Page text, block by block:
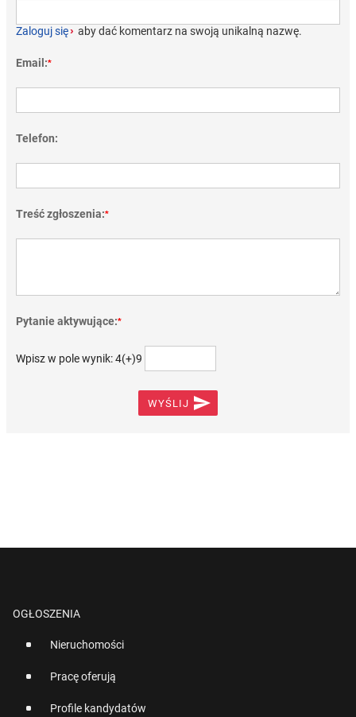
Zaloguj się› aby dać komentarz na swoją unikalną nazwę.
Email:*
Telefon:
Treść zgłoszenia:*
Pytanie aktywujące:*
Wpisz w pole wynik: 4(+)9
WYŚLIJ 
OGŁOSZENIA
Nieruchomości
Pracę oferują
Profile kandydatów